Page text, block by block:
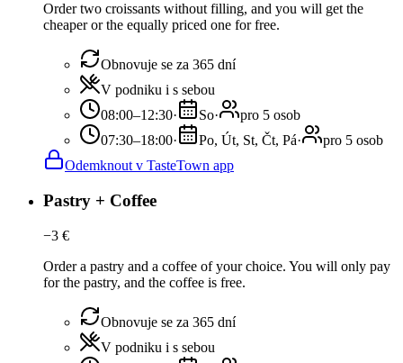
Order two croissants without filling, and you will get the
cheaper or the equally priced one for free.
Obnovuje se za 365 dní
V podniku i s sebou
08:00–12:30· So·
pro 5 osob
07:30–18:00· Po, Út, St, Čt, Pá·
pro 5 osob
Odemknout v TasteTown app
Pastry + Coffee
−3 €
Order a pastry and a coffee of your choice. You will only pay
for the pastry, and the coffee is free.
Obnovuje se za 365 dní
V podniku i s sebou